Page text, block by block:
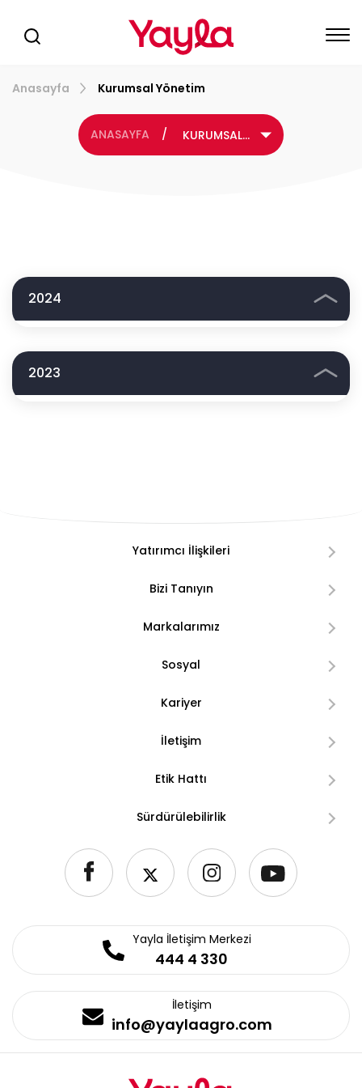
Anasayfa Kurumsal Yönetim
ANASAYFA / KURUMSAL YÖNETİM
2024
2023
Yatırımcı İlişkileri
Bizi Tanıyın
Markalarımız
Sosyal
Kariyer
İletişim
Etik Hattı
Sürdürülebilirlik
Yayla İletişim Merkezi
444 4 330
İletişim
info@yaylaagro.com